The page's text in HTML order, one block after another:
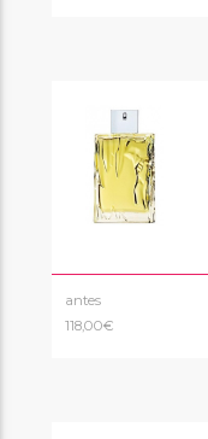
antes
118,00€